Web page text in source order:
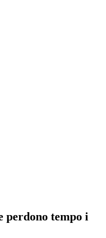
perdono tempo i